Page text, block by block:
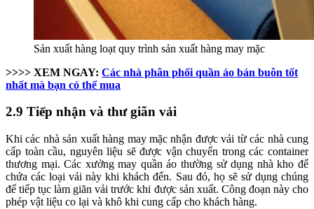
Sản xuất hàng loạt quy trình sản xuất hàng may mặc
>>>> XEM NGAY: Các nhà phân phối quần áo bán buôn tốt
nhất mà bạn có thể mua
2.9 Tiếp nhận và thư giãn vải
Khi các nhà sản xuất hàng may mặc nhận được vải từ các nhà cung
cấp toàn cầu, nguyên liệu sẽ được vận chuyển trong các container
thương mại. Các xưởng may quần áo thường sử dụng nhà kho để
chứa các loại vải này khi khách đến. Sau đó, họ sẽ sử dụng chúng
để tiếp tục làm giãn vải trước khi được sản xuất. Công đoạn này cho
phép vật liệu co lại và khô khi cung cấp cho khách hàng.